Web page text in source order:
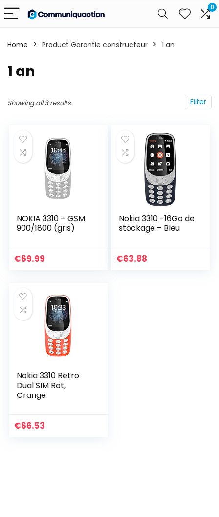
0
Home Product Garantie constructeur ‎1 an
‎1 an
Filter
Showing all 3 results
NOKIA 3310 – GSM
900/1800 (gris)
€69.99
Nokia 3310 -16Go de
stockage – Bleu
€63.88
Nokia 3310 Retro
Dual SIM Rot,
Orange
€66.53